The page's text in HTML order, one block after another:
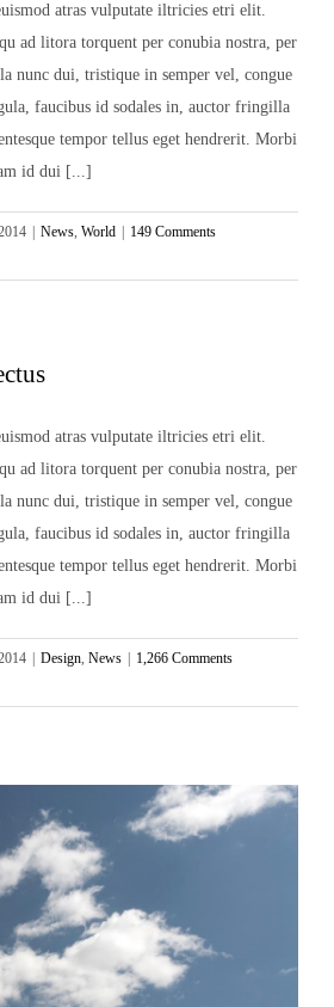
atras vulputate iltricies etri elit.
ad litora torquent per conubia nostra, per
nunc dui, tristique in semper vel, congue
faucibus id sodales in, auctor fringilla
tempor tellus eget hendrerit. Morbi
id dui [...]
News, World
149 Comments
atras vulputate iltricies etri elit.
ad litora torquent per conubia nostra, per
nunc dui, tristique in semper vel, congue
faucibus id sodales in, auctor fringilla
tempor tellus eget hendrerit. Morbi
id dui [...]
Design, News
1,266 Comments